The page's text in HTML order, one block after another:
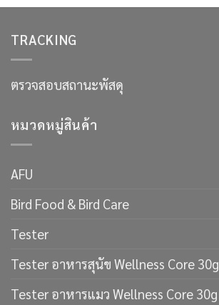
TRACKING
ตรวจสอบสถานะพัสดุ
หมวดหมู่สินค้า
AFU
Bird Food & Bird Care
Tester
Tester อาหารสุนัข Wellness Core 30g
Tester อาหารแมว Wellness Core 30g